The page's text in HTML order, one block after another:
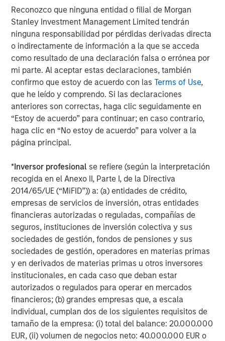
Reconozco que ninguna entidad o filial de Morgan
Stanley Investment Management Limited tendrán
ninguna responsabilidad por pérdidas derivadas directa
o indirectamente de información a la que se acceda
como resultado de una declaración falsa o errónea por
mi parte. Al aceptar estas declaraciones, también
confirmo que estoy de acuerdo con lasTerms of Use,
que he leído y comprendo. Si las declaraciones
anteriores son correctas, haga clic seguidamente en
“Estoy de acuerdo” para continuar; en caso contrario,
haga clic en “No estoy de acuerdo” para volver a la
página principal.
*Inversor profesional se refiere (según la interpretación
recogida en el Anexo II, Parte I, de la Directiva
2014/65/UE (“MiFID”)) a: (a) entidades de crédito,
empresas de servicios de inversión, otras entidades
financieras autorizadas o reguladas, compañías de
seguros, instituciones de inversión colectiva y sus
sociedades de gestión, fondos de pensiones y sus
sociedades de gestión, operadores en materias primas
y en derivados de materias primas u otros inversores
institucionales, en cada caso que deban estar
autorizados o regulados para operar en mercados
financieros; (b) grandes empresas que, a escala
individual, cumplan dos de los siguientes requisitos de
tamaño de la empresa: (i) total del balance: 20.000.000
EUR, (ii) volumen de negocios neto: 40.000.000 EUR o
respected organizations. Since 2004, World 50 has
served as a beacon for the senior most executives to stay
ahead. Through highly curated product and service
offerings, World 50 fosters small, private communities for
executives from a multitude of functions and industries to
build impactful relationships with one another, work
through challenges, and elevate their impact as leaders.
World 50 members are at the forefront of transformation,
leading organizations with a total market cap exceeding
US $34 trillion and more than 37 million employees
worldwide. World 50’s mission remains laser focused on
accelerating the success of the company’s members,
about World 50, please visit: world50.com
About Morgan Stanley Capital Partners
Morgan Stanley Capital Partners, part of Morgan Stanley
Investment Management, is a leading middle-market
private equity platform that has invested capital for over
three decades. Morgan Stanley Capital Partners focuses
on privately negotiated equity and equity-related
investments primarily in North America and seeks to
create value in portfolio companies primarily in a series
of subsectors in the business services, consumer,
healthcare, education and industrials markets with an
emphasis on driving significant organic and acquisition
growth through an operationally focused approach. For
further information about Morgan Stanley Capital